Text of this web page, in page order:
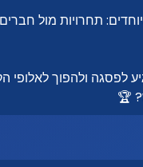
תחרויות מול
לפסגה ולהפוך לאלופי
🏆